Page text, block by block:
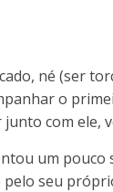
né (ser
o
com ele,
um
seu